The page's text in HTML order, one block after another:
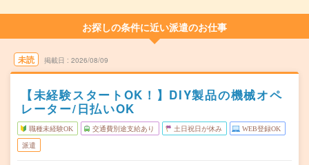
お探しの条件に近い派遣のお仕事
未読 掲載日 2026/08/09
【未経験スタートOK！】DIY製品の機械オペ
レーター/日払いOK
職種未経験OK 交通費別途支給あり 土日祝日が休み WEB登録OK
派遣